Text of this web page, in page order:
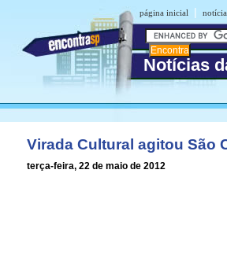
página inicial |
Notícias
Virada Cultural agitou São
terça-feira, 22 de maio de 2012